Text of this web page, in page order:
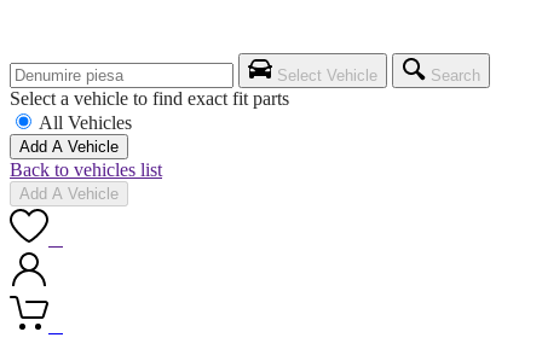
Select Vehicle Search
Select a vehicle to find exact fit parts
All Vehicles
Add A Vehicle
Back to vehicles list
Add A Vehicle